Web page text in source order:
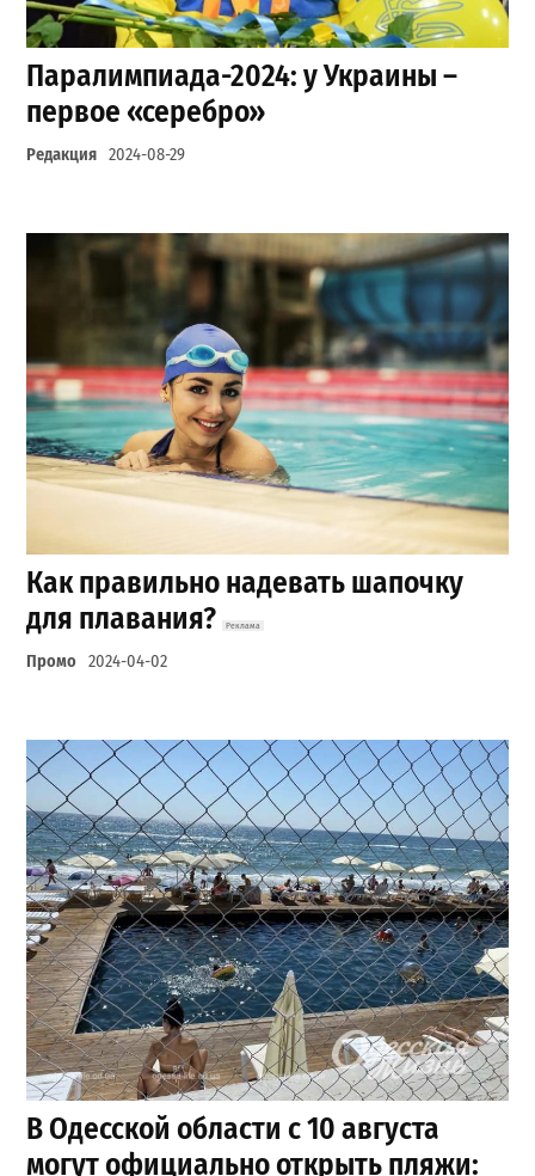
Паралимпиада-2024: у Украины –
первое «серебро»
Редакция 2024-08-29
Как правильно надевать шапочку
для плавания?
Промо 2024-04-02
В Одесской области с 10 августа
могут официально открыть пляжи: